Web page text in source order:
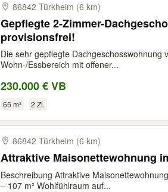
86842 Türkheim (6 km)
Gepflegte 2-Zimmer-
provisionsfrei!
Die sehr gepflegte Dachgeschosswohnung
Wohn-/Essbereich mit offener...
230.000 € VB
65 m² 2 Zi.
86842 Türkheim (6 km)
Attraktive Maisonettewohnung
Beschreibung Attraktive
– 107 m² Wohlfühlraum auf...